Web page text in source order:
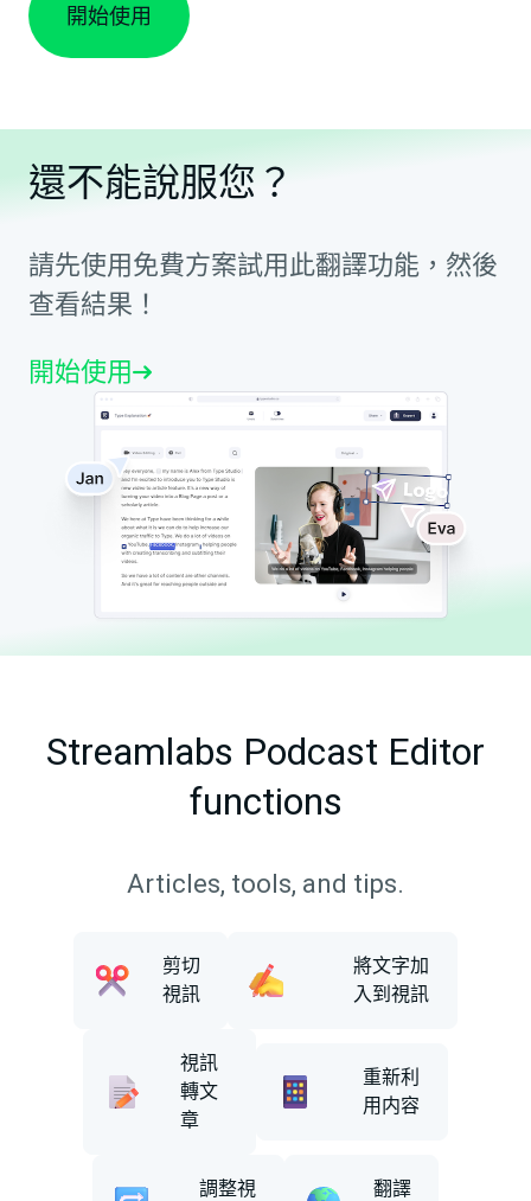
開始使用
還不能說服您？
請先使用免費方案試用此翻譯功能，然後
查看結果！
開始使用
Streamlabs Podcast Editor
functions
Articles, tools, and tips.
剪切
視訊
將文字加
入到視訊
視訊
轉文
章
重新利
用内容
調整視
翻譯